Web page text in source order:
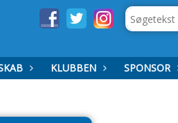
KLUBBEN SPONSOR